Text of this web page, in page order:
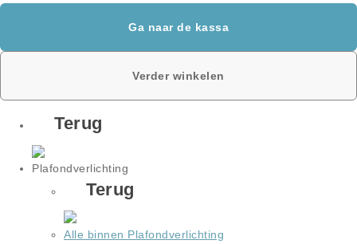
Ga naar de kassa
Verder winkelen
Terug
Plafondverlichting
Terug
Alle binnen Plafondverlichting